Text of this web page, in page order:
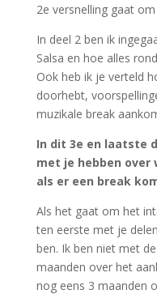
2e versnelling gaat
In deel 2 ben ik
Salsa en hoe alles
Ook heb ik je verteld
doorhebt,
muzikale break
In dit 3e en laatste
met je hebben over
als er een break
Als het gaat om het
ten eerste met je
ben. Ik ben niet met
maanden over het
nog eens 3 maanden